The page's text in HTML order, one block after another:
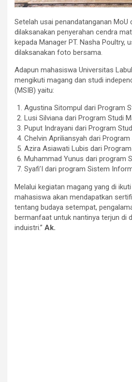
Setelah usai penandatanganan MoU
dilaksanakan penyerahan cendra
kepada Manager PT. Nasha Poultry,
dilaksanakan foto bersama.
Adapun mahasiswa Universitas
mengikuti magang dan studi
(MSIB) yaitu:
Agustina Sitompul dari Program
Lusi Silviana dari Program Studi
Puput Indrayani dari Program
Chelvin Apriliansyah dari
Azira Asiawati Lubis dari
Muhammad Yunus dari program
Syafi’I dari program Sistem
Melalui kegiatan magang yang di
mahasiswa akan mendapatkan
tentang budaya setempat,
bermanfaat untuk nantinya terjun di
induistri.” Ak.